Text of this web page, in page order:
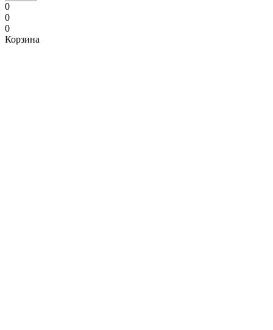
0
0
0
Корзина